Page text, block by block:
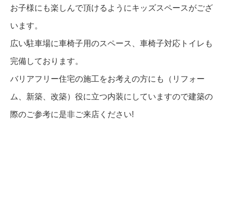
お子様にも楽しんで頂けるようにキッズスペースがござ
います。
広い駐車場に車椅子用のスペース、車椅子対応トイレも
完備しております。
バリアフリー住宅の施工をお考えの方にも（リフォー
ム、新築、改築）役に立つ内装にしていますので建築の
際のご参考に是非ご来店ください!